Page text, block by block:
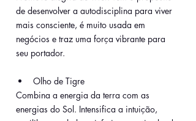
de desenvolver a autodisciplina para viver
mais consciente, é muito usada em
negócios e traz uma força vibrante para
seu portador.
Olho de Tigre
Combina a energia da terra com as
energias do Sol. Intensifica a intuição,